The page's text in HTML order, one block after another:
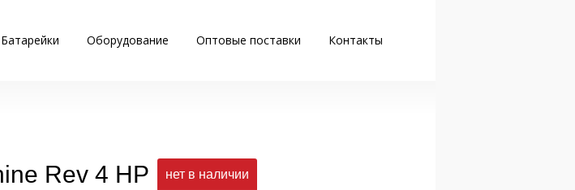
Батарейки Оборудование Оптовые поставки Контакты
Rev 4 HP нет в наличии